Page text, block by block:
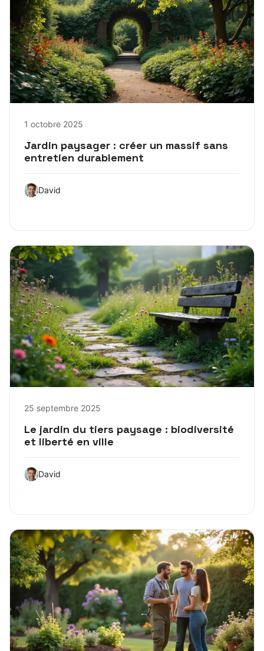
1 octobre 2025
Jardin paysager : créer un massif sans
entretien durablement
David
25 septembre 2025
Le jardin du tiers paysage : biodiversité
et liberté en ville
David